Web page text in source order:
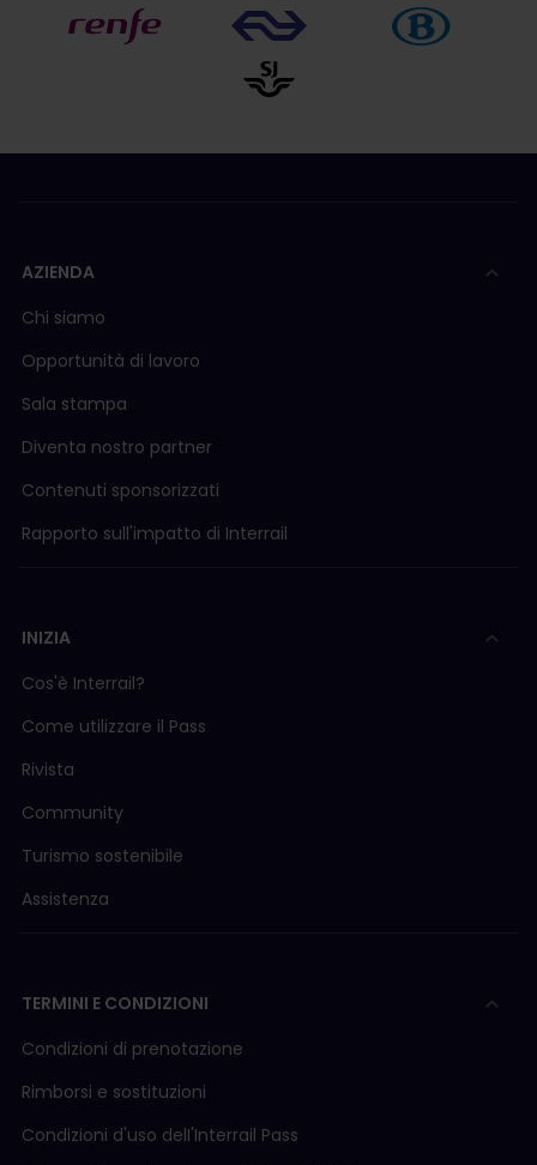
AZIENDA
Chi siamo
Opportunità di lavoro
Sala stampa
Diventa nostro partner
Contenuti sponsorizzati
Rapporto sull'impatto di Interrail
INIZIA
Cos'è Interrail?
Come utilizzare il Pass
Rivista
Community
Turismo sostenibile
Assistenza
TERMINI E CONDIZIONI
Condizioni di prenotazione
Rimborsi e sostituzioni
Condizioni d'uso delI'Interrail Pass